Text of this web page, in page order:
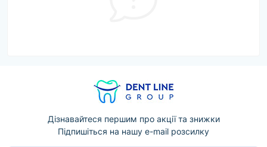
Дізнавайтеся першим про акції та знижки
Підпишіться на нашу e-mail розсилку